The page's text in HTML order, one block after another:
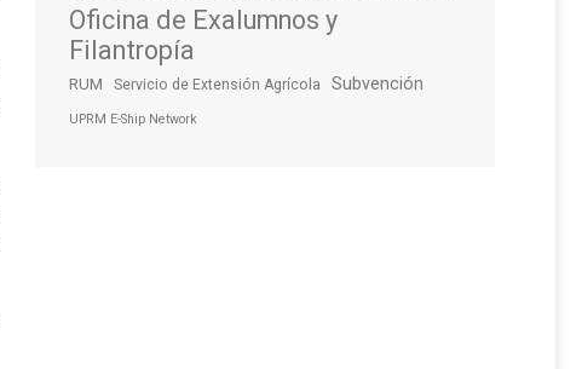
Oficina de Exalumnos y
Filantropía
RUM Servicio de Extensión Agrícola Subvención
UPRM E-Ship Network